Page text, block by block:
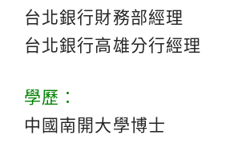
台北銀行財務部經理
台北銀行高雄分行經理
學歷：
中國南開大學博士